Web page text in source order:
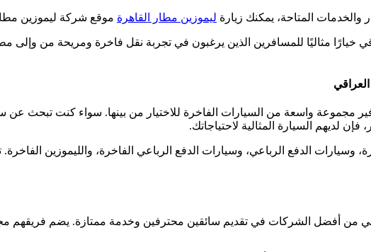
المتاحة، يمكنك زيارة ليموزين مطار القاهرة موقع شركة ليموزين
خيارًا مثاليًا للمسافرين الذين يرغبون في تجربة نقل فاخرة ومريحة من وإلى
مجموعة واسعة من السيارات الفاخرة للاختيار من بينها. سواء كنت تبحث عن
لديهم السيارة المثالية لاحتياجاتك.
الدفع الرباعي، وسيارات الدفع الرباعي الفاخرة، والليموزين الفاخرة.
من أفضل الشركات في تقديم سائقين محترفين وخدمة ممتازة. يضم فريقهم